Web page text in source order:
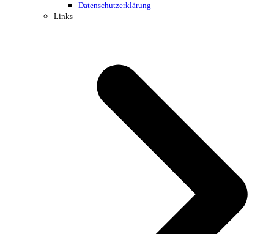
Datenschutzerklärung
Links